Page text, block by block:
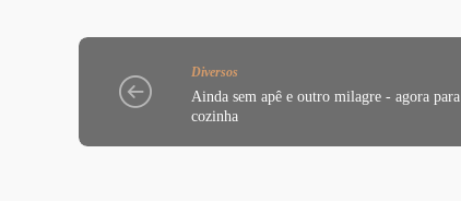
Diversos
Ainda sem apê e outro milagre - agora para
cozinha